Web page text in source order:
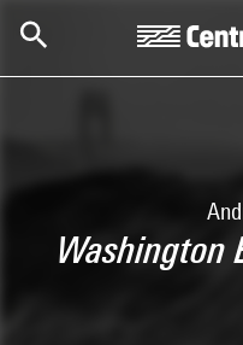
Washington